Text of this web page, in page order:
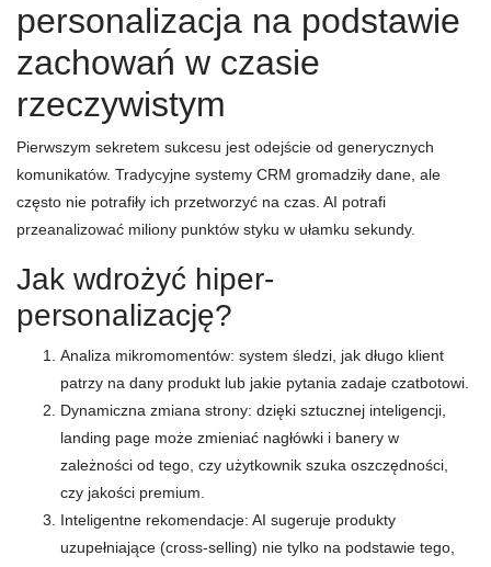
personalizacja na podstawie
zachowań w czasie
rzeczywistym
Pierwszym sekretem sukcesu jest odejście od generycznych
komunikatów. Tradycyjne systemy CRM gromadziły dane, ale
często nie potrafiły ich przetworzyć na czas. AI potrafi
przeanalizować miliony punktów styku w ułamku sekundy.
Jak wdrożyć hiper-
personalizację?
Analiza mikromomentów: system śledzi, jak długo klient
patrzy na dany produkt lub jakie pytania zadaje czatbotowi.
Dynamiczna zmiana strony: dzięki sztucznej inteligencji,
landing page może zmieniać nagłówki i banery w
zależności od tego, czy użytkownik szuka oszczędności,
czy jakości premium.
Inteligentne rekomendacje: AI sugeruje produkty
uzupełniające (cross-selling) nie tylko na podstawie tego,